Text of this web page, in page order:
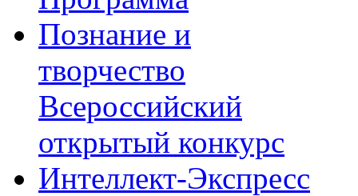
Познание и
творчество
Всероссийский
открытый конкурс
Интеллект-Экспресс